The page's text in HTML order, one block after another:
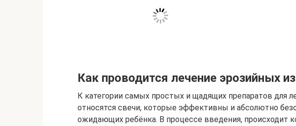
Как проводится лечение эрозийных
К категории самых простых и щадящих препаратов для
относятся свечи, которые эффективны и абсолютно
ожидающих ребёнка. В процессе введения, происходит